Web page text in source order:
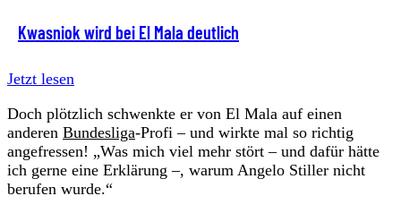
Kwasniok wird bei El Mala deutlich
Jetzt lesen
Doch plötzlich schwenkte er von El Mala auf einen
anderen Bundesliga-Profi – und wirkte mal so richtig
angefressen! „Was mich viel mehr stört – und dafür hätte
ich gerne eine Erklärung –, warum Angelo Stiller nicht
berufen wurde.“